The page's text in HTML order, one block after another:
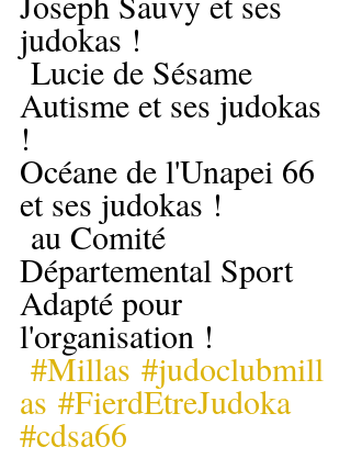
judokas !
Lucie de Sésame
Autisme et ses judokas
!
Océane de l'Unapei 66
et ses judokas !
au Comité
Départemental Sport
Adapté pour
l'organisation !
#Millas #judoclubmill
as #FierdEtreJudoka
#cdsa66